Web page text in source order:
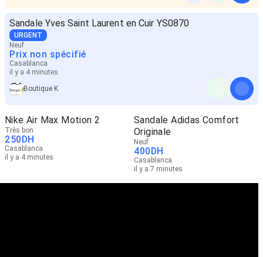
Sandale Yves Saint Laurent en Cuir YS0870
URGENT
Neuf
Prix non spécifié
Casablanca
il y a 4 minutes
Boutique K
Nike Air Max Motion 2
Très bon
250DH
Casablanca
il y a 4 minutes
Sandale Adidas Comfort
Originale
Neuf
400DH
Casablanca
il y a 7 minutes